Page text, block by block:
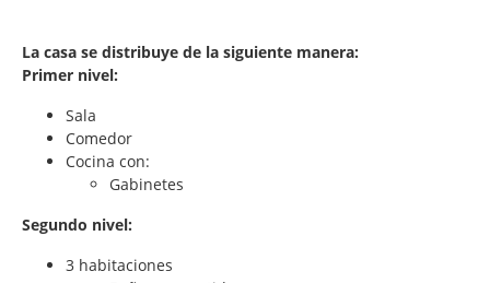
La casa se distribuye de la siguiente manera:
Primer nivel:
Sala
Comedor
Cocina con:
Gabinetes
Segundo nivel:
3 habitaciones